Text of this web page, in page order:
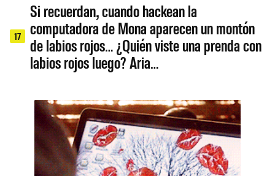
17
Si recuerdan, cuando hackean la
computadora de Mona aparecen un montón
de labios rojos… ¿Quién viste una prenda con
labios rojos luego? Aria…